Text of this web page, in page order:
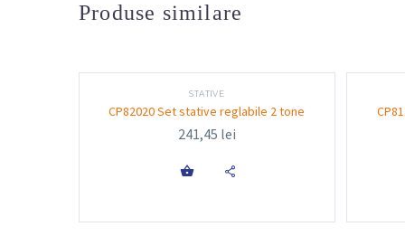
Produse similare
STATIVE
CP82020 Set stative reglabile 2 tone
241,45 lei
